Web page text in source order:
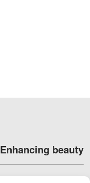
Enhancing beauty